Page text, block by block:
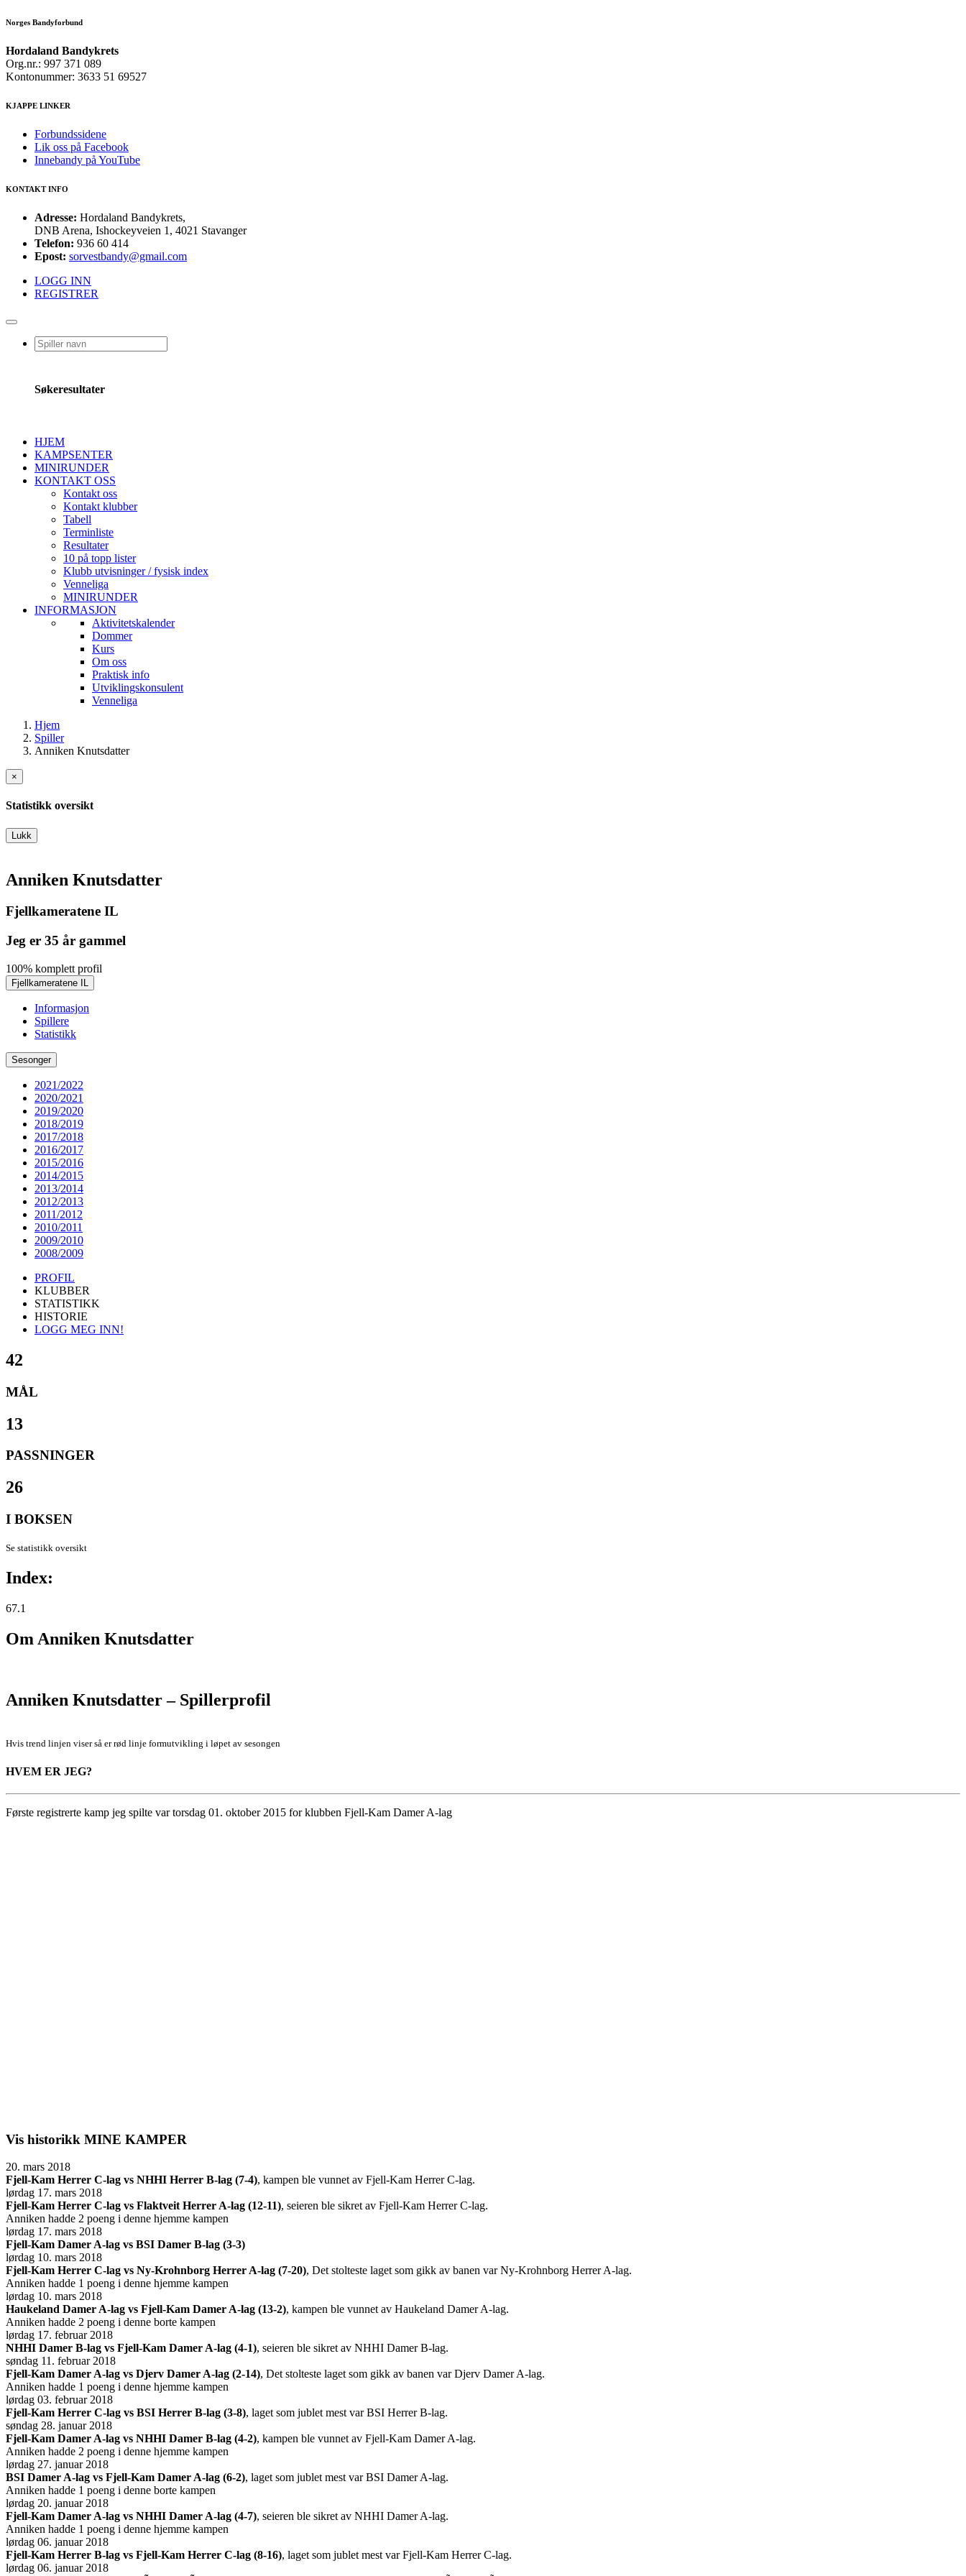
Norges Bandyforbund
Hordaland Bandykrets
Org.nr.: 997 371 089
Kontonummer: 3633 51 69527
KJAPPE LINKER
Forbundssidene
Lik oss på Facebook
Innebandy på YouTube
KONTAKT INFO
Adresse: Hordaland Bandykrets,
DNB Arena, Ishockeyveien 1, 4021 Stavanger
Telefon: 936 60 414
Epost: sorvestbandy@gmail.com
LOGG INN
REGISTRER
Søkeresultater
HJEM
KAMPSENTER
MINIRUNDER
KONTAKT OSS
Kontakt oss
Kontakt klubber
Tabell
Terminliste
Resultater
10 på topp lister
Klubb utvisninger / fysisk index
Venneliga
MINIRUNDER
INFORMASJON
Aktivitetskalender
Dommer
Kurs
Om oss
Praktisk info
Utviklingskonsulent
Venneliga
Hjem
Spiller
Anniken Knutsdatter
×
Statistikk oversikt
Lukk
Anniken Knutsdatter
Fjellkameratene IL
Jeg er 35 år gammel
100% komplett profil
Fjellkameratene IL
Informasjon
Spillere
Statistikk
Sesonger
2021/2022
2020/2021
2019/2020
2018/2019
2017/2018
2016/2017
2015/2016
2014/2015
2013/2014
2012/2013
2011/2012
2010/2011
2009/2010
2008/2009
PROFIL
KLUBBER
STATISTIKK
HISTORIE
LOGG MEG INN!
42
MÅL
13
PASSNINGER
26
I BOKSEN
Se statistikk oversikt
Index:
67.1
Om Anniken Knutsdatter
Anniken Knutsdatter – Spillerprofil
Hvis trend linjen viser så er rød linje formutvikling i løpet av sesongen
HVEM ER JEG?
Første registrerte kamp jeg spilte var torsdag 01. oktober 2015 for klubben Fjell-Kam Damer A-lag
Vis historikk MINE KAMPER
20. mars 2018
Fjell-Kam Herrer C-lag vs NHHI Herrer B-lag (7-4), kampen ble vunnet av Fjell-Kam Herrer C-lag.
lørdag 17. mars 2018
Fjell-Kam Herrer C-lag vs Flaktveit Herrer A-lag (12-11), seieren ble sikret av Fjell-Kam Herrer C-lag.
Anniken hadde 2 poeng i denne hjemme kampen
lørdag 17. mars 2018
Fjell-Kam Damer A-lag vs BSI Damer B-lag (3-3)
lørdag 10. mars 2018
Fjell-Kam Herrer C-lag vs Ny-Krohnborg Herrer A-lag (7-20), Det stolteste laget som gikk av banen var Ny-Krohnborg Herrer A-lag.
Anniken hadde 1 poeng i denne hjemme kampen
lørdag 10. mars 2018
Haukeland Damer A-lag vs Fjell-Kam Damer A-lag (13-2), kampen ble vunnet av Haukeland Damer A-lag.
Anniken hadde 2 poeng i denne borte kampen
lørdag 17. februar 2018
NHHI Damer B-lag vs Fjell-Kam Damer A-lag (4-1), seieren ble sikret av NHHI Damer B-lag.
søndag 11. februar 2018
Fjell-Kam Damer A-lag vs Djerv Damer A-lag (2-14), Det stolteste laget som gikk av banen var Djerv Damer A-lag.
Anniken hadde 1 poeng i denne hjemme kampen
lørdag 03. februar 2018
Fjell-Kam Herrer C-lag vs BSI Herrer B-lag (3-8), laget som jublet mest var BSI Herrer B-lag.
søndag 28. januar 2018
Fjell-Kam Damer A-lag vs NHHI Damer B-lag (4-2), kampen ble vunnet av Fjell-Kam Damer A-lag.
Anniken hadde 2 poeng i denne hjemme kampen
lørdag 27. januar 2018
BSI Damer A-lag vs Fjell-Kam Damer A-lag (6-2), laget som jublet mest var BSI Damer A-lag.
Anniken hadde 1 poeng i denne borte kampen
lørdag 20. januar 2018
Fjell-Kam Damer A-lag vs NHHI Damer A-lag (4-7), seieren ble sikret av NHHI Damer A-lag.
Anniken hadde 1 poeng i denne hjemme kampen
lørdag 06. januar 2018
Fjell-Kam Herrer B-lag vs Fjell-Kam Herrer C-lag (8-16), laget som jublet mest var Fjell-Kam Herrer C-lag.
lørdag 06. januar 2018